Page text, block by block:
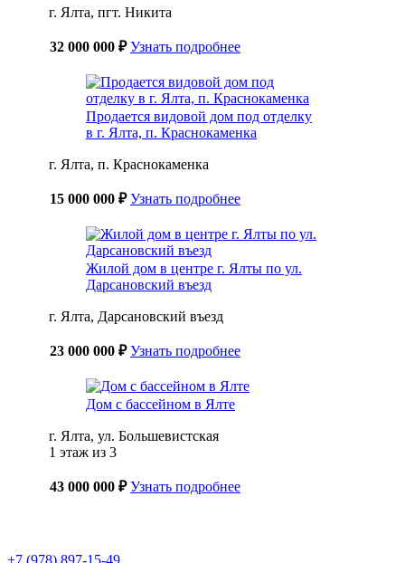
г. Ялта, пгт. Никита
32 000 000 ₽ Узнать подробнее
Продается видовой дом под отделку
в г. Ялта, п. Краснокаменка
г. Ялта, п. Краснокаменка
15 000 000 ₽ Узнать подробнее
Жилой дом в центре г. Ялты по ул.
Дарсановский въезд
г. Ялта, Дарсановский въезд
23 000 000 ₽ Узнать подробнее
Дом с бассейном в Ялте
г. Ялта, ул. Большевистская
1 этаж из 3
43 000 000 ₽ Узнать подробнее
+7 (978) 897-15-49